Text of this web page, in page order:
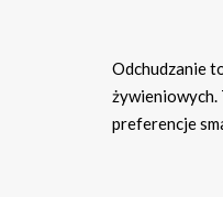
Odchudzanie
żywieniowych.
preferencje